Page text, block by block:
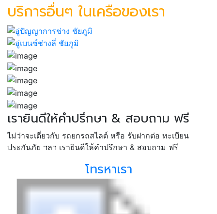
บริการอื่นๆ ในเครือของเรา
เรายินดีให้คำปรึกษา & สอบถาม ฟรี
ไม่ว่าจะเดี่ยวกับ รถยกรถสไลด์ หรือ รับฝากต่อ ทะเบียน
ประกันภัย ฯลฯ เรายินดีให้คำปรึกษา & สอบถาม ฟรี
โทรหาเรา